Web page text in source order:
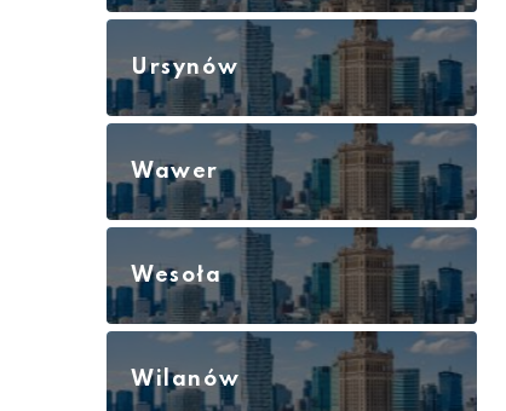
Ursynów
Wawer
Wesoła
Wilanów